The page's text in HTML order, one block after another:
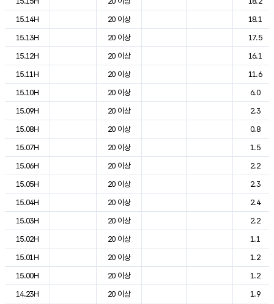
15.14H
20 이상
18.1
15.13H
20 이상
17.5
15.12H
20 이상
16.1
15.11H
20 이상
11.6
15.10H
20 이상
6.0
15.09H
20 이상
2.3
15.08H
20 이상
0.8
15.07H
20 이상
1.5
15.06H
20 이상
2.2
15.05H
20 이상
2.3
15.04H
20 이상
2.4
15.03H
20 이상
2.2
15.02H
20 이상
1.1
15.01H
20 이상
1.2
15.00H
20 이상
1.2
14.23H
20 이상
1.9